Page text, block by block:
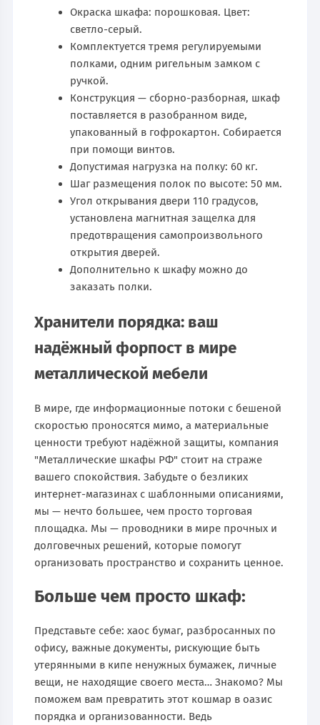
Окраска шкафа: порошковая. Цвет:
светло-серый.
Комплектуется тремя регулируемыми
полками, одним ригельным замком с
ручкой.
Конструкция — сборно-разборная, шкаф
поставляется в разобранном виде,
упакованный в гофрокартон. Собирается
при помощи винтов.
Допустимая нагрузка на полку: 60 кг.
Шаг размещения полок по высоте: 50 мм.
Угол открывания двери 110 градусов,
установлена магнитная защелка для
предотвращения самопроизвольного
открытия дверей.
Дополнительно к шкафу можно до
заказать полки.
Хранители порядка: ваш
надёжный форпост в мире
металлической мебели
В мире, где информационные потоки с бешеной
скоростью проносятся мимо, а материальные
ценности требуют надёжной защиты, компания
"Металлические шкафы РФ" стоит на страже
вашего спокойствия. Забудьте о безликих
интернет-магазинах с шаблонными описаниями,
мы — нечто большее, чем просто торговая
площадка. Мы — проводники в мире прочных и
долговечных решений, которые помогут
организовать пространство и сохранить ценное.
Больше чем просто шкаф:
Представьте себе: хаос бумаг, разбросанных по
офису, важные документы, рискующие быть
утерянными в кипе ненужных бумажек, личные
вещи, не находящие своего места… Знакомо? Мы
поможем вам превратить этот кошмар в оазис
порядка и организованности. Ведь